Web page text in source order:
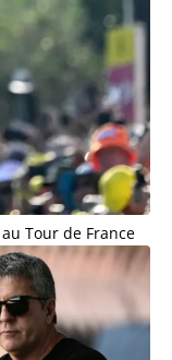
Tour de France